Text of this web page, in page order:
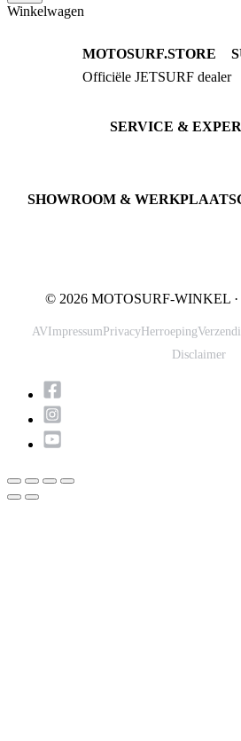
Winkelwagen
MOTOSURF.STORE
Officiële JETSURF dealer
SERVICE &
SHOWROOM & WERKPLAATS
© 2026 MOTOSURF-WINKEL ·
AVImpressum Privacy Herroeping
Disclaimer
Scroll
naar